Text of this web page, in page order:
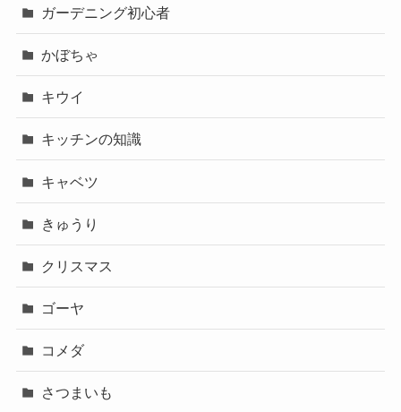
ガーデニング初心者
かぼちゃ
キウイ
キッチンの知識
キャベツ
きゅうり
クリスマス
ゴーヤ
コメダ
さつまいも